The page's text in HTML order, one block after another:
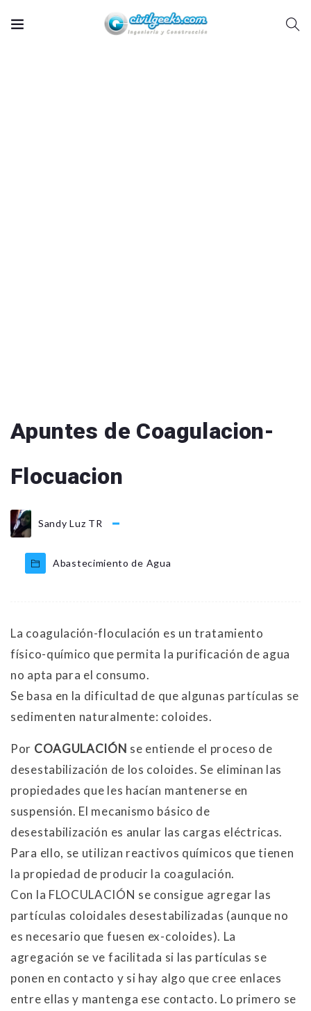
Apuntes de Coagulacion-
Flocuacion
Sandy Luz TR
Abastecimiento de Agua
La coagulación-floculación es un tratamiento
físico-químico que permita la purificación de agua
no apta para el consumo.
Se basa en la dificultad de que algunas partículas se
sedimenten naturalmente: coloides.
Por COAGULACIÓN se entiende el proceso de
desestabilización de los coloides. Se eliminan las
propiedades que les hacían mantenerse en
suspensión. El mecanismo básico de
desestabilización es anular las cargas eléctricas.
Para ello, se utilizan reactivos químicos que tienen
la propiedad de producir la coagulación.
Con la FLOCULACIÓN se consigue agregar las
partículas coloidales desestabilizadas (aunque no
es necesario que fuesen ex-coloides). La
agregación se ve facilitada si las partículas se
ponen en contacto y si hay algo que cree enlaces
entre ellas y mantenga ese contacto. Lo primero se